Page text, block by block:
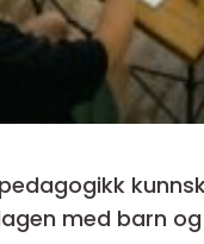
kunnskap som
med barn